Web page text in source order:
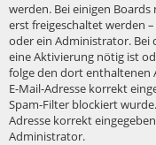
werden. Bei einigen
erst freigeschaltet werden
oder ein Administrator. Bei
eine Aktivierung nötig ist
folge den dort enthaltenen
E-Mail-Adresse korrekt
Spam-Filter blockiert
Adresse korrekt
Administrator.